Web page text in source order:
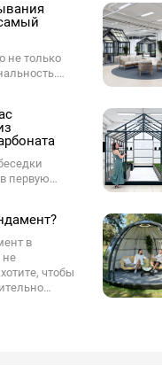
не только
то на
или в
первую
купол будет
двери
в самых
в
чтобы